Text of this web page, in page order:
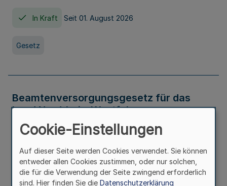
In Kraft Seit 01. August 2026
Gesetz
Beamtenversorgungsgesetz für das
Land Nordrhein-Westfalen
(Landesbeamtenversorgungsgesetz -
LBeamtVG NRW)
In Kraft Seit 01. Juli 2016
Cookie-Einstellungen
Auf dieser Seite werden Cookies verwendet. Sie können
entweder allen Cookies zustimmen, oder nur solchen,
die für die Verwendung der Seite zwingend erforderlich
sind. Hier finden Sie die Datenschutzerklärung